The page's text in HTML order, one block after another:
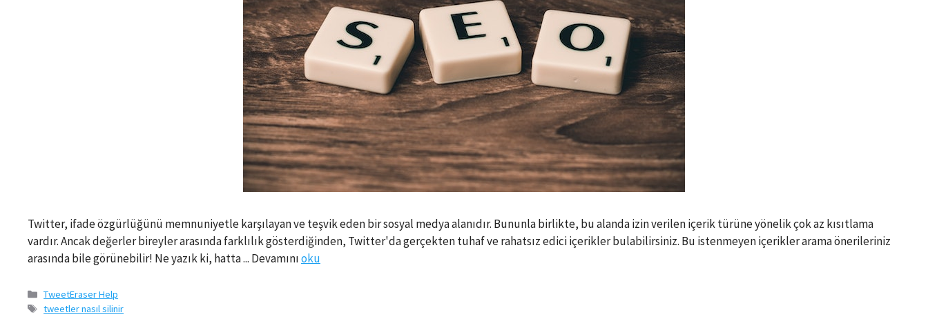
Twitter, ifade özgürlüğünü memnuniyetle karşılayan ve teşvik eden bir sosyal medya alanıdır. Bununla birlikte, bu alanda izin verilen içerik türüne yönelik çok az kısıtlama
vardır. Ancak değerler bireyler arasında farklılık gösterdiğinden, Twitter'da gerçekten tuhaf ve rahatsız edici içerikler bulabilirsiniz. Bu istenmeyen içerikler arama önerileriniz
arasında bile görünebilir! Ne yazık ki, hatta ... Devamınıoku
Kategoriler
TweetEraser Help
Etiketler
tweetler nasıl silinir